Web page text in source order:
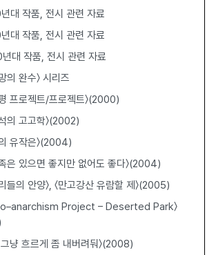
대 작품, 전시 관련 자료
대 작품, 전시 관련 자료
대 작품, 전시 관련 자료
의 완수〉 시리즈
프로젝트/프로젝트〉(2000)
의 고고학〉(2002)
유작은〉(2004)
은 있으면 좋지만 없어도 좋다〉(2004)
들의 안양〉, 〈만고강산 유람할 제〉(2005)
Project – Deserted Park〉
그냥 흐르게 좀 내버려둬〉(2008)